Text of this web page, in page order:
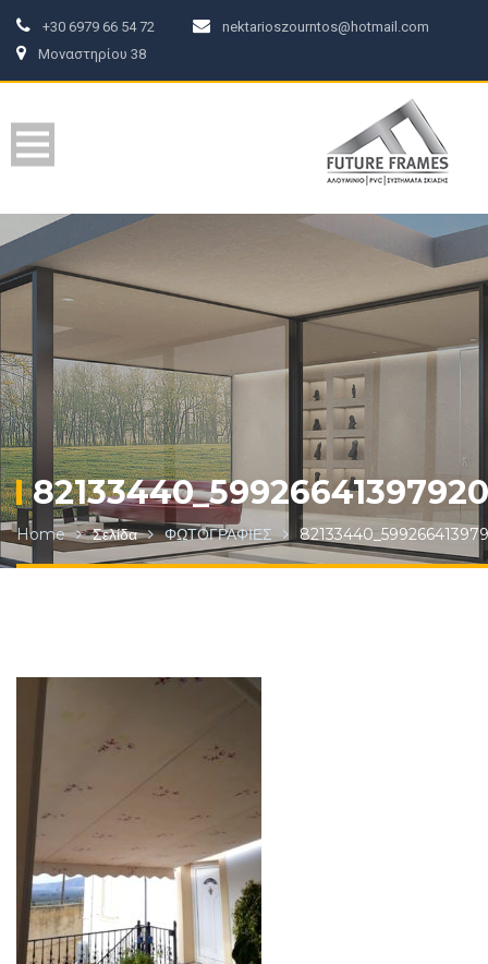
+30 6979 66 54 72
nektarioszourntos@hotmail.com
Μοναστηρίου 38
Home Σελίδα ΦΩΤΟΓΡΑΦΙΕΣ